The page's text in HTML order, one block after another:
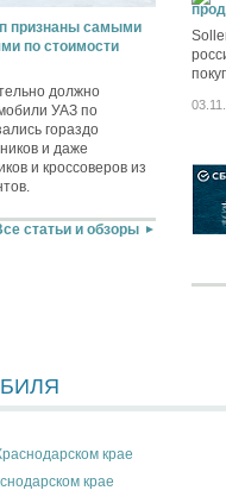
признаны самыми
по стоимости
должно
УАЗ по
гораздо
и даже
и кроссоверов из
статьи и обзоры
крае
крае